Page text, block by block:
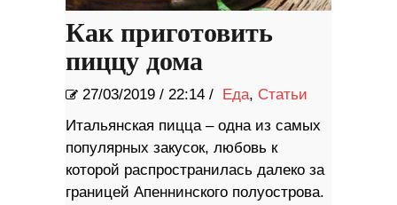
Как приготовить
пиццу дома
27/03/2019 / 22:14 / Еда, Статьи
Итальянская пицца – одна из самых
популярных закусок, любовь к
которой распространилась далеко за
границей Апеннинского полуострова.